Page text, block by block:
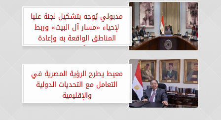
مدبولي يُوجه بتشكيل لجنة عليا
لإحياء «مسار آل البيت» وربط
المناطق الواقعة به وإعادة
تأهيلها
معيط يطرح الرؤية المصرية في
التعامل مع التحديات الدولية
والإقليمية